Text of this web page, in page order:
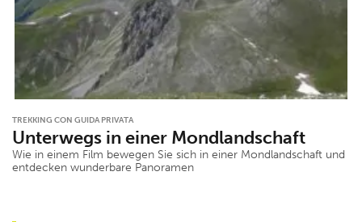
TREKKING CON GUIDA PRIVATA
Unterwegs in einer Mondlandschaft
Wie in einem Film bewegen Sie sich in einer Mondlandschaft und
entdecken wunderbare Panoramen